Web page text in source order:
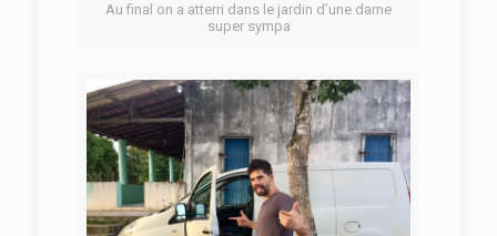
Au final on a atterri dans le jardin d’une dame
super sympa